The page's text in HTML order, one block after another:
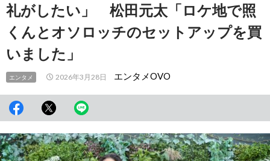
礼がしたい」 松田元太「ロケ地で照
くんとオソロッチのセットアップを買
いました」
エンタメ 2026年3月28日 エンタメOVO